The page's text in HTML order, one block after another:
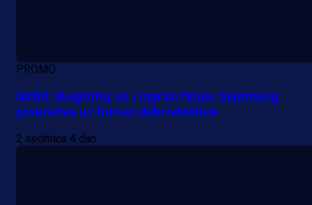
PROMO
MrBit: Registruj se i isprati finale Svjetskog
prvenstva uz bonus dobrodošlice
2 sedmica 4 dan